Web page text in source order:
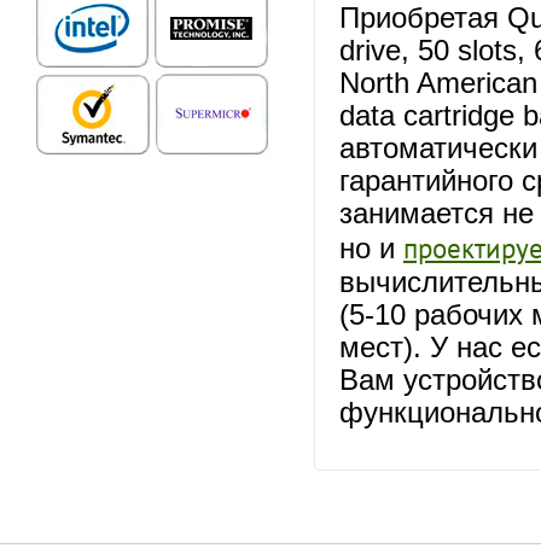
Приобретая
drive, 50 slots,
North
data cartridge
гарантийного
занимается
но и
(5-10 рабочих
мест). У нас
Вам